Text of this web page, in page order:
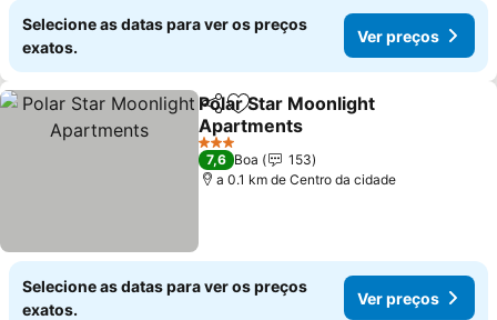
Selecione as datas para ver os preços
exatos.
Ver preços
PartilharAdicionar aos favoritos
Polar Star Moonlight
Apartments
Ver preços
3 Estrelas
7,6 Boa
153
a 0.1 km de Centro da cidade
Selecione as datas para ver os preços
exatos.
Ver preços